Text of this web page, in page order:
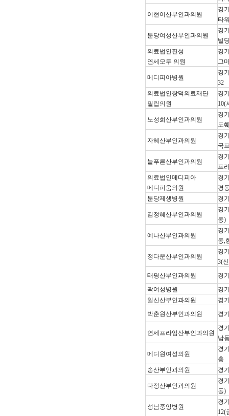
이현이산부인과의원
경
타
분당여성산부인과의원
경
빌
의료법인진성
연세모두 의원
경
그
메디피아병원
경
32
의료법인창덕의료재단
필립의원
경
10(
노성희산부인과의원
경
도
자혜산부인과의원
경
국
늘푸른산부인과의원
경
프
의료법인메디피아
메디피움의원
경
평
분당제생병원
경
김정혜산부인과의원
경
동)
예나산부인과의원
경
동,
정다운산부인과의원
경
3(
태평산부인과의원
경
곽여성병원
경
일신산부인과의원
경
박춘원산부인과의원
경
연세프라임산부인과의원
경
남
메디원여성의원
경
층
송산부인과의원
경
다정산부인과의원
경
동)
성남중앙병원
경
12(